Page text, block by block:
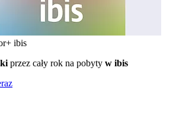
ibis
przez cały rok na pobyty w ibis